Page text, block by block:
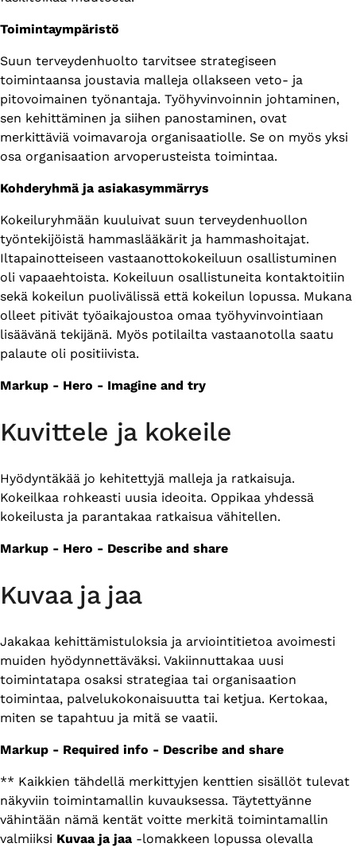
Toimintaympäristö
Suun terveydenhuolto tarvitsee strategiseen
toimintaansa joustavia malleja ollakseen veto- ja
pitovoimainen työnantaja. Työhyvinvoinnin johtaminen,
sen kehittäminen ja siihen panostaminen, ovat
merkittäviä voimavaroja organisaatiolle. Se on myös yksi
osa organisaation arvoperusteista toimintaa.
Kohderyhmä ja asiakasymmärrys
Kokeiluryhmään kuuluivat suun terveydenhuollon
työntekijöistä hammaslääkärit ja hammashoitajat.
Iltapainotteiseen vastaanottokokeiluun osallistuminen
oli vapaaehtoista. Kokeiluun osallistuneita kontaktoitiin
sekä kokeilun puolivälissä että kokeilun lopussa. Mukana
olleet pitivät työaikajoustoa omaa työhyvinvointiaan
lisäävänä tekijänä. Myös potilailta vastaanotolla saatu
palaute oli positiivista.
Markup - Hero - Imagine and try
Kuvittele ja kokeile
Hyödyntäkää jo kehitettyjä malleja ja ratkaisuja.
Kokeilkaa rohkeasti uusia ideoita. Oppikaa yhdessä
kokeilusta ja parantakaa ratkaisua vähitellen.
Markup - Hero - Describe and share
Kuvaa ja jaa
Jakakaa kehittämistuloksia ja arviointitietoa avoimesti
muiden hyödynnettäväksi. Vakiinnuttakaa uusi
toimintatapa osaksi strategiaa tai organisaation
toimintaa, palvelukokonaisuutta tai ketjua. Kertokaa,
miten se tapahtuu ja mitä se vaatii.
Markup - Required info - Describe and share
** Kaikkien tähdellä merkittyjen kenttien sisällöt tulevat
näkyviin toimintamallin kuvauksessa. Täytettyänne
vähintään nämä kentät voitte merkitä toimintamallin
valmiiksi Kuvaa ja jaa -lomakkeen lopussa olevalla